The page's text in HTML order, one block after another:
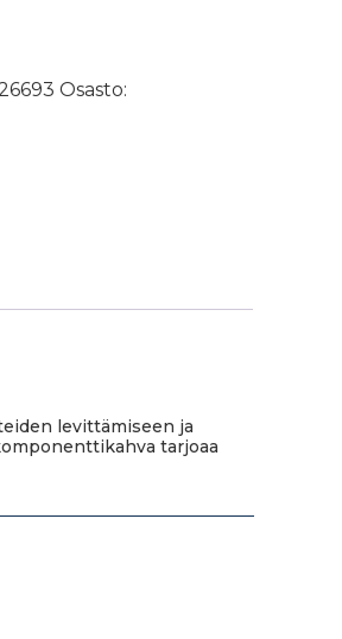
Osasto:
levittämiseen ja
tarjoaa